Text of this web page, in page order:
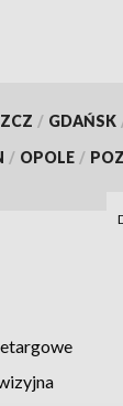
/ GDAŃSK
/ OPOLE /